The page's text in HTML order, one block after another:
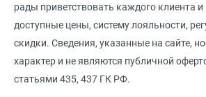
рады приветствовать каждого клиента
доступные цены, систему лояльности,
скидки. Сведения, указанные на сайте,
характер и не являются публичной
статьями 435, 437 ГК РФ.